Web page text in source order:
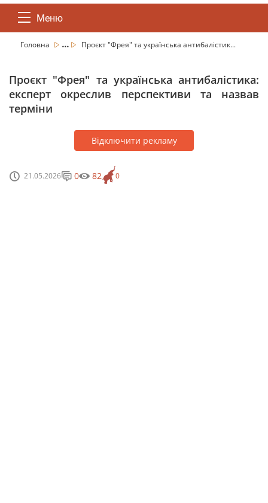
Меню
Головна ... Проєкт "Фрея" та українська антибалістик...
Проєкт "Фрея" та українська антибалістика:
експерт окреслив перспективи та назвав
терміни
Відключити рекламу
21.05.2026 0
0 82